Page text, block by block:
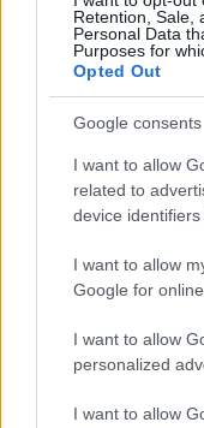
Retention, Sale,
Personal Data
Purposes for
Opted Out
Google consents
I want to allow
related to
device identifiers
I want to allow
Google for
I want to allow
personalized
I want to allow
terület.Sokan
vannakspeciális